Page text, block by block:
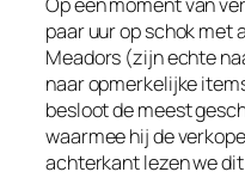
paar uur op schok met
Meadors (zijn echte
naar opmerkelijke
besloot de meest
waarmee hij de
achterkant lezen we